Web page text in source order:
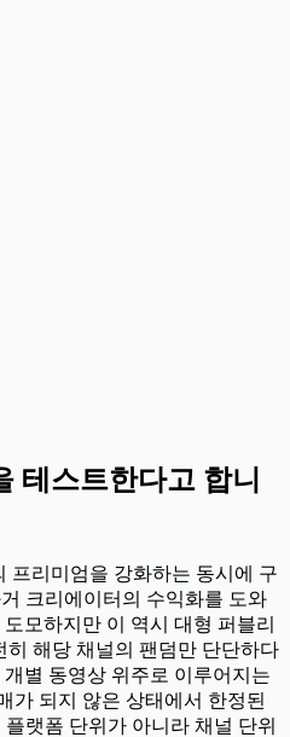
테스트한다고 합니
프리미엄을 강화하는 동시에 구
크리에이터의 수익화를 도와
모하지만 이 역시 대형 퍼블리
해당 채널의 팬덤만 단단하다
별 동영상 위주로 이루어지는
가 되지 않은 상태에서 한정된
랫폼 단위가 아니라 채널 단위